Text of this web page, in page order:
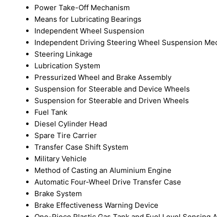
Power Take-Off Mechanism
Means for Lubricating Bearings
Independent Wheel Suspension
Independent Driving Steering Wheel Suspension
Steering Linkage
Lubrication System
Pressurized Wheel and Brake Assembly
Suspension for Steerable and Device Wheels
Suspension for Steerable and Driven Wheels
Fuel Tank
Diesel Cylinder Head
Spare Tire Carrier
Transfer Case Shift System
Military Vehicle
Method of Casting an Aluminium Engine
Automatic Four-Wheel Drive Transfer Case
Brake System
Brake Effectiveness Warning Device